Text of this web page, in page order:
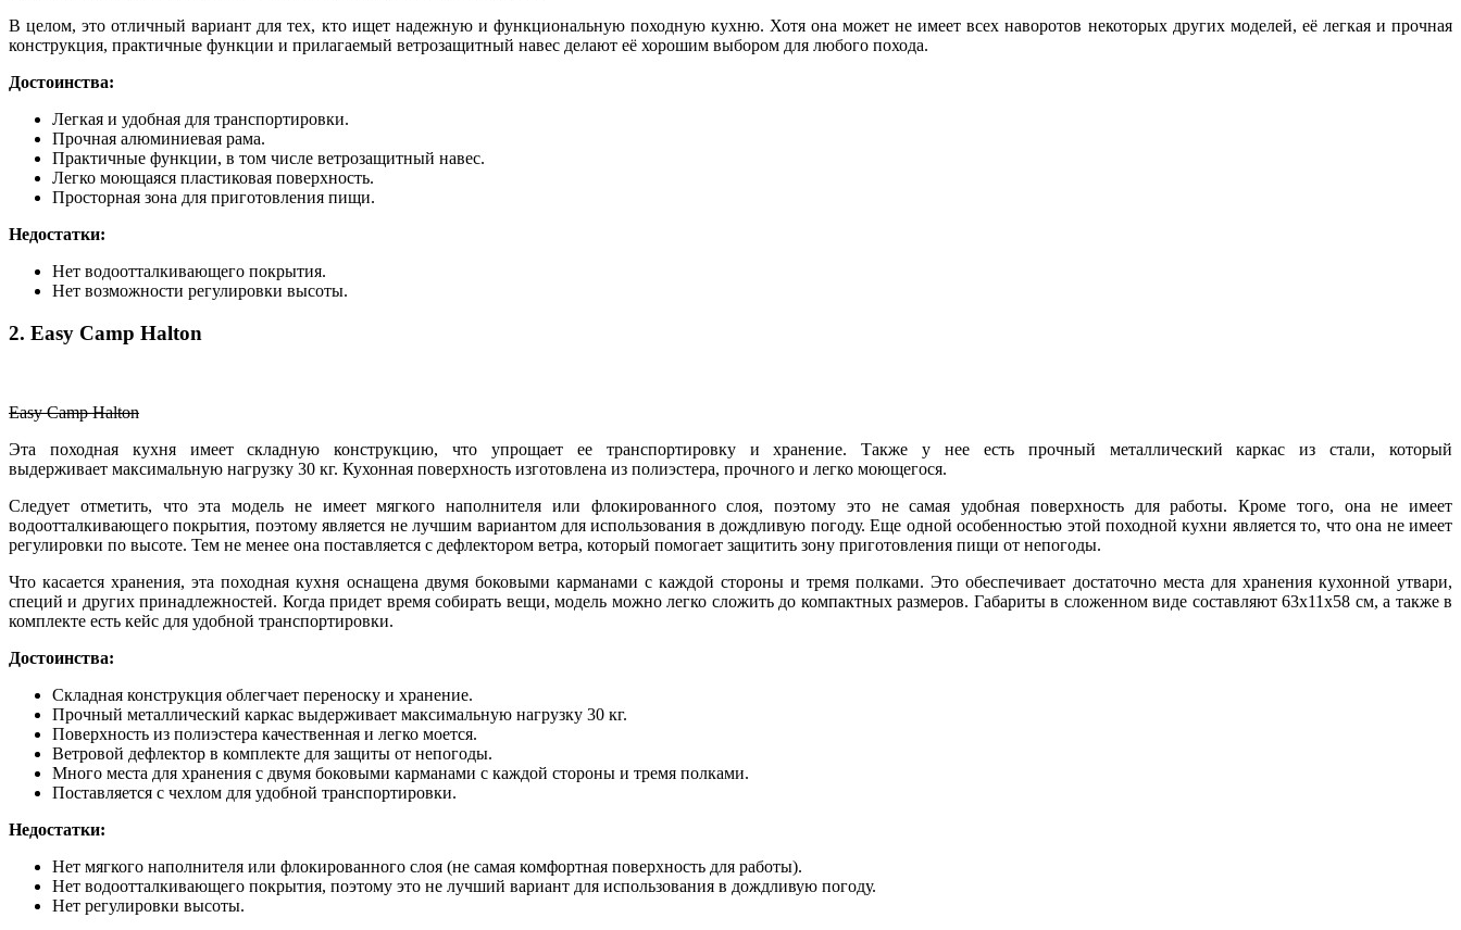
В целом, это отличный вариант для тех, кто ищет надежную и функциональную походную кухню. Хотя она может не имеет всех наворотов некоторых других моделей, её легкая и прочная
конструкция, практичные функции и прилагаемый ветрозащитный навес делают её хорошим выбором для любого похода.
Достоинства:
Легкая и удобная для транспортировки.
Прочная алюминиевая рама.
Практичные функции, в том числе ветрозащитный навес.
Легко моющаяся пластиковая поверхность.
Просторная зона для приготовления пищи.
Недостатки:
Нет водоотталкивающего покрытия.
Нет возможности регулировки высоты.
2. Easy Camp Halton
Easy Camp Halton
Эта походная кухня имеет складную конструкцию, что упрощает ее транспортировку и хранение. Также у нее есть прочный металлический каркас из стали, который
выдерживает максимальную нагрузку 30 кг. Кухонная поверхность изготовлена из полиэстера, прочного и легко моющегося.
Следует отметить, что эта модель не имеет мягкого наполнителя или флокированного слоя, поэтому это не самая удобная поверхность для работы. Кроме того, она не имеет
водоотталкивающего покрытия, поэтому является не лучшим вариантом для использования в дождливую погоду. Еще одной особенностью этой походной кухни является то, что она не имеет
регулировки по высоте. Тем не менее она поставляется с дефлектором ветра, который помогает защитить зону приготовления пищи от непогоды.
Что касается хранения, эта походная кухня оснащена двумя боковыми карманами с каждой стороны и тремя полками. Это обеспечивает достаточно места для хранения кухонной утвари,
специй и других принадлежностей. Когда придет время собирать вещи, модель можно легко сложить до компактных размеров. Габариты в сложенном виде составляют 63x11x58 см, а также в
комплекте есть кейс для удобной транспортировки.
Достоинства:
Складная конструкция облегчает переноску и хранение.
Прочный металлический каркас выдерживает максимальную нагрузку 30 кг.
Поверхность из полиэстера качественная и легко моется.
Ветровой дефлектор в комплекте для защиты от непогоды.
Много места для хранения с двумя боковыми карманами с каждой стороны и тремя полками.
Поставляется с чехлом для удобной транспортировки.
Недостатки:
Нет мягкого наполнителя или флокированного слоя (не самая комфортная поверхность для работы).
Нет водоотталкивающего покрытия, поэтому это не лучший вариант для использования в дождливую погоду.
Нет регулировки высоты.